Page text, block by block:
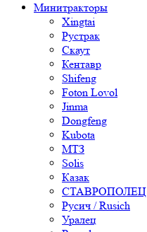
Минитракторы
Xingtai
Рустрак
Скаут
Кентавр
Shifeng
Foton Lovol
Jinma
Dongfeng
Kubota
МТЗ
Solis
Казак
СТАВРОПОЛЕЦ
Русич / Rusich
Уралец